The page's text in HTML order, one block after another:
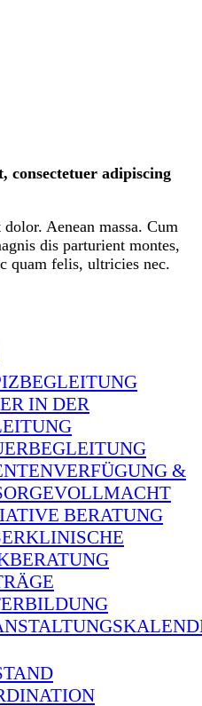
consectetuer adipiscing
Aenean massa. Cum
dis parturient montes,
quam felis, ultricies nec.
IN DER
&
BERATUNG
E